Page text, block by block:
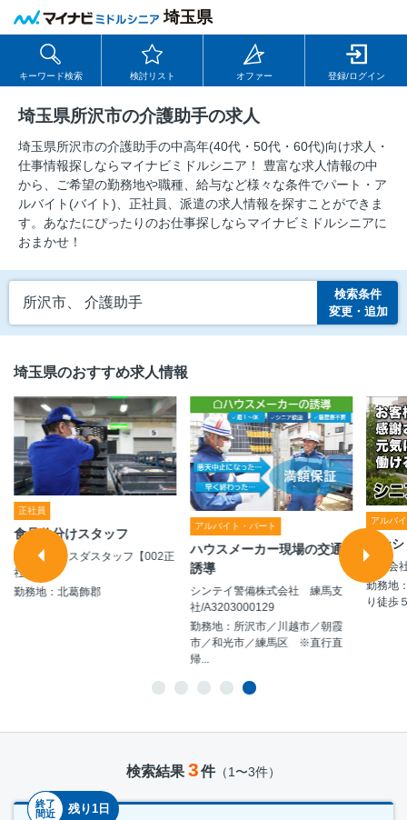
埼玉県
キーワード検索 検討リスト オファー 登録/ログイン
埼玉県所沢市の介護助手の求人
埼玉県所沢市の介護助手の中⾼年(40代・50代・60代)向け求⼈・
仕事情報探しならマイナビミドルシニア！ 豊富な求人情報の中
から、ご希望の勤務地や職種、給与など様々な条件でパート・ア
ルバイト(バイト)、正社員、派遣の求人情報を探すことができま
す。あなたにぴったりのお仕事探しならマイナビミドルシニアに
おまかせ！
所沢市、 介護助手
検索条件
変更・追加
埼玉県のおすすめ求人情報
正社員
食品仕分けスタッフ
株式会社マスダスタッフ【002正
社員】
勤務地：北葛飾郡
アルバイト・パート
ハウスメーカー現場の交通
誘導
シンテイ警備株式会社 練馬支
社/A3203000129
勤務地：所沢市／川越市／朝霞
市／和光市／練馬区 ※直行直
帰...
アルバ
マン
株式会
勤務地
り徒歩
検索結果 3件（1〜3件）
終了
間近
残り1日